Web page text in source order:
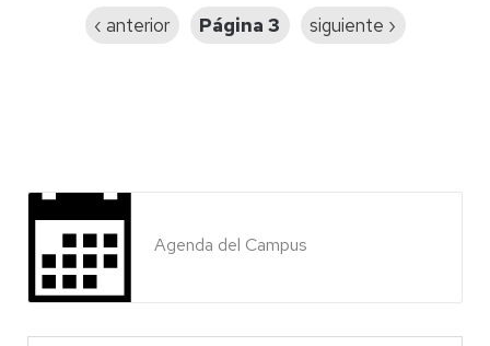
Página
‹ anterior Página 3
Siguiente
siguiente ›
Agenda del Campus